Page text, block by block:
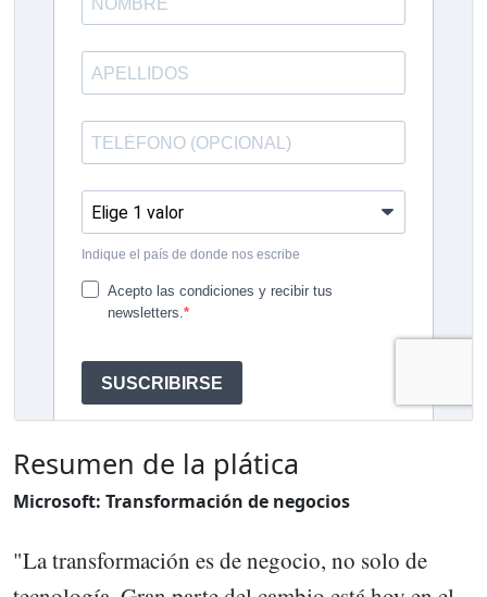
Resumen de la plática
Microsoft: Transformación de negocios
"La transformación es de negocio, no solo de